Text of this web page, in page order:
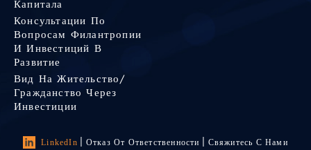
Капитала
Консультации По
Вопросам Филантропии
И Инвестиций В
Развитие
Вид На Жительство/
Гражданство Через
Инвестиции
LinkedIn Отказ От Ответственности
Свяжитесь С Нами